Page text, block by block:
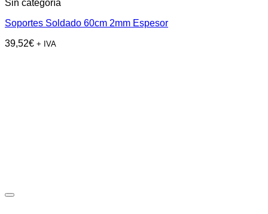
Sin categoría
Soportes Soldado 60cm 2mm Espesor
39,52€ + IVA